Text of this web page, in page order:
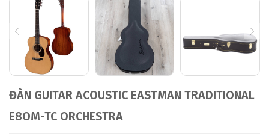
ĐÀN GUITAR ACOUSTIC EASTMAN TRADITIONAL
E8OM-TC ORCHESTRA